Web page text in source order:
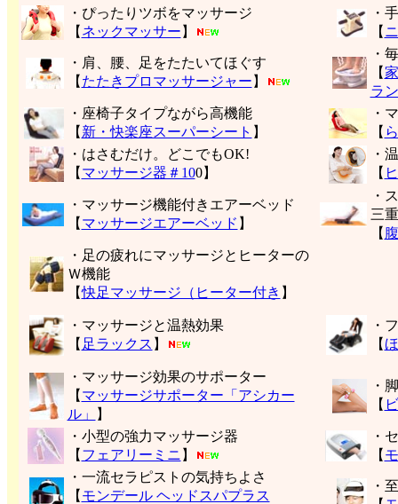
・ぴったりツボをマッサージ
【 ネックマッサー 】
・
【
・肩、腰、足をたたいてほぐす
【 たたきプロマッサージャー 】
・
【
ラ
・座椅子タイプながら高機能
【 新・快楽座スーパーシート 】
・
【
・はさむだけ。どこでもOK!
【 マッサージ器＃100】
・
【
・マッサージ機能付きエアーベッド
【 マッサージエアーベッド 】
・
三
【
・足の疲れにマッサージとヒーターの
Ｗ機能
【快足マッサージ（ヒーター付き 】
・マッサージと温熱効果
【 足ラックス 】
・
【
・マッサージ効果のサポーター
【 マッサージサポーター「アシカー
ル」
】
・
【
・小型の強力マッサージ器
【 フェアリーミニ 】
・
【
・一流セラピストの気持ちよさ
【 モンデール ヘッドスパプラス
・